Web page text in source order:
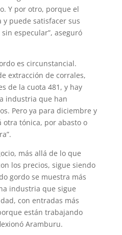
Y por otro, porque el
puede satisfacer sus
especular”, aseguró
es circunstancial.
extracción de corrales,
de la cuota 481, y hay
industria que han
Pero ya para diciembre y
tónica, por abasto o
más allá de lo que
los precios, sigue siendo
gordo se muestra más
industria que sigue
con entradas más
están trabajando
Aramburu.